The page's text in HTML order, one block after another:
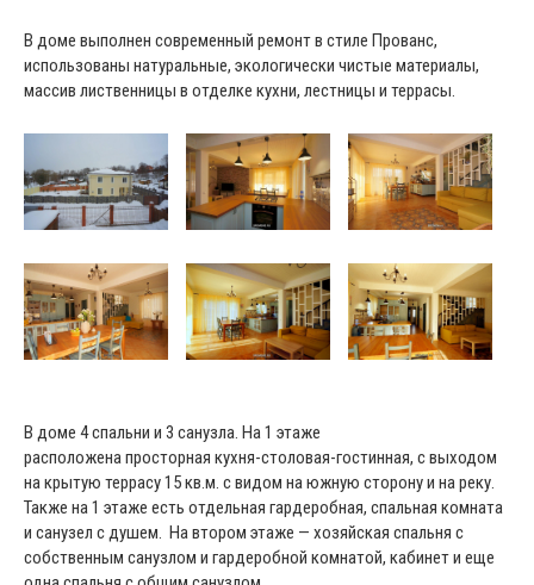
В доме выполнен современный ремонт в стиле Прованс,
использованы натуральные, экологически чистые материалы,
массив лиственницы в отделке кухни, лестницы и террасы.
В доме 4 спальни и 3 санузла. На 1 этаже
расположена просторная кухня-столовая-гостинная, с выходом
на крытую террасу 15 кв.м. с видом на южную сторону и на реку.
Также на 1 этаже есть отдельная гардеробная, спальная комната
и санузел с душем. На втором этаже — хозяйская спальня с
собственным санузлом и гардеробной комнатой, кабинет и еще